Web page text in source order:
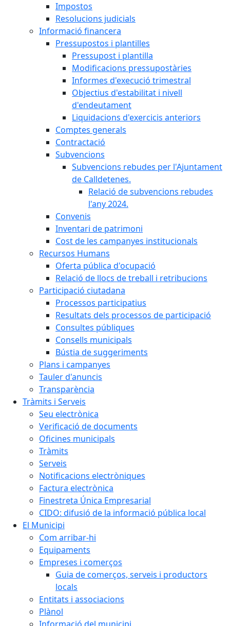
Impostos
Resolucions judicials
Informació financera
Pressupostos i plantilles
Pressupost i plantilla
Modificacions pressupostàries
Informes d'execució trimestral
Objectius d'estabilitat i nivell
d'endeutament
Liquidacions d'exercicis anteriors
Comptes generals
Contractació
Subvencions
Subvencions rebudes per l'Ajuntament
de Calldetenes.
Relació de subvencions rebudes
l'any 2024.
Convenis
Inventari de patrimoni
Cost de les campanyes institucionals
Recursos Humans
Oferta pública d'ocupació
Relació de llocs de treball i retribucions
Participació ciutadana
Processos participatius
Resultats dels processos de participació
Consultes públiques
Consells municipals
Bústia de suggeriments
Plans i campanyes
Tauler d'anuncis
Transparència
Tràmits i Serveis
Seu electrònica
Verificació de documents
Oficines municipals
Tràmits
Serveis
Notificacions electròniques
Factura electrònica
Finestreta Única Empresarial
CIDO: difusió de la informació pública local
El Municipi
Com arribar-hi
Equipaments
Empreses i comerços
Guia de comerços, serveis i productors
locals
Entitats i associacions
Plànol